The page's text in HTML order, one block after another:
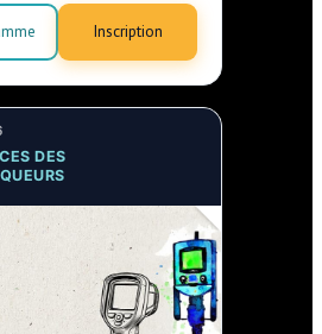
Inscription
DES